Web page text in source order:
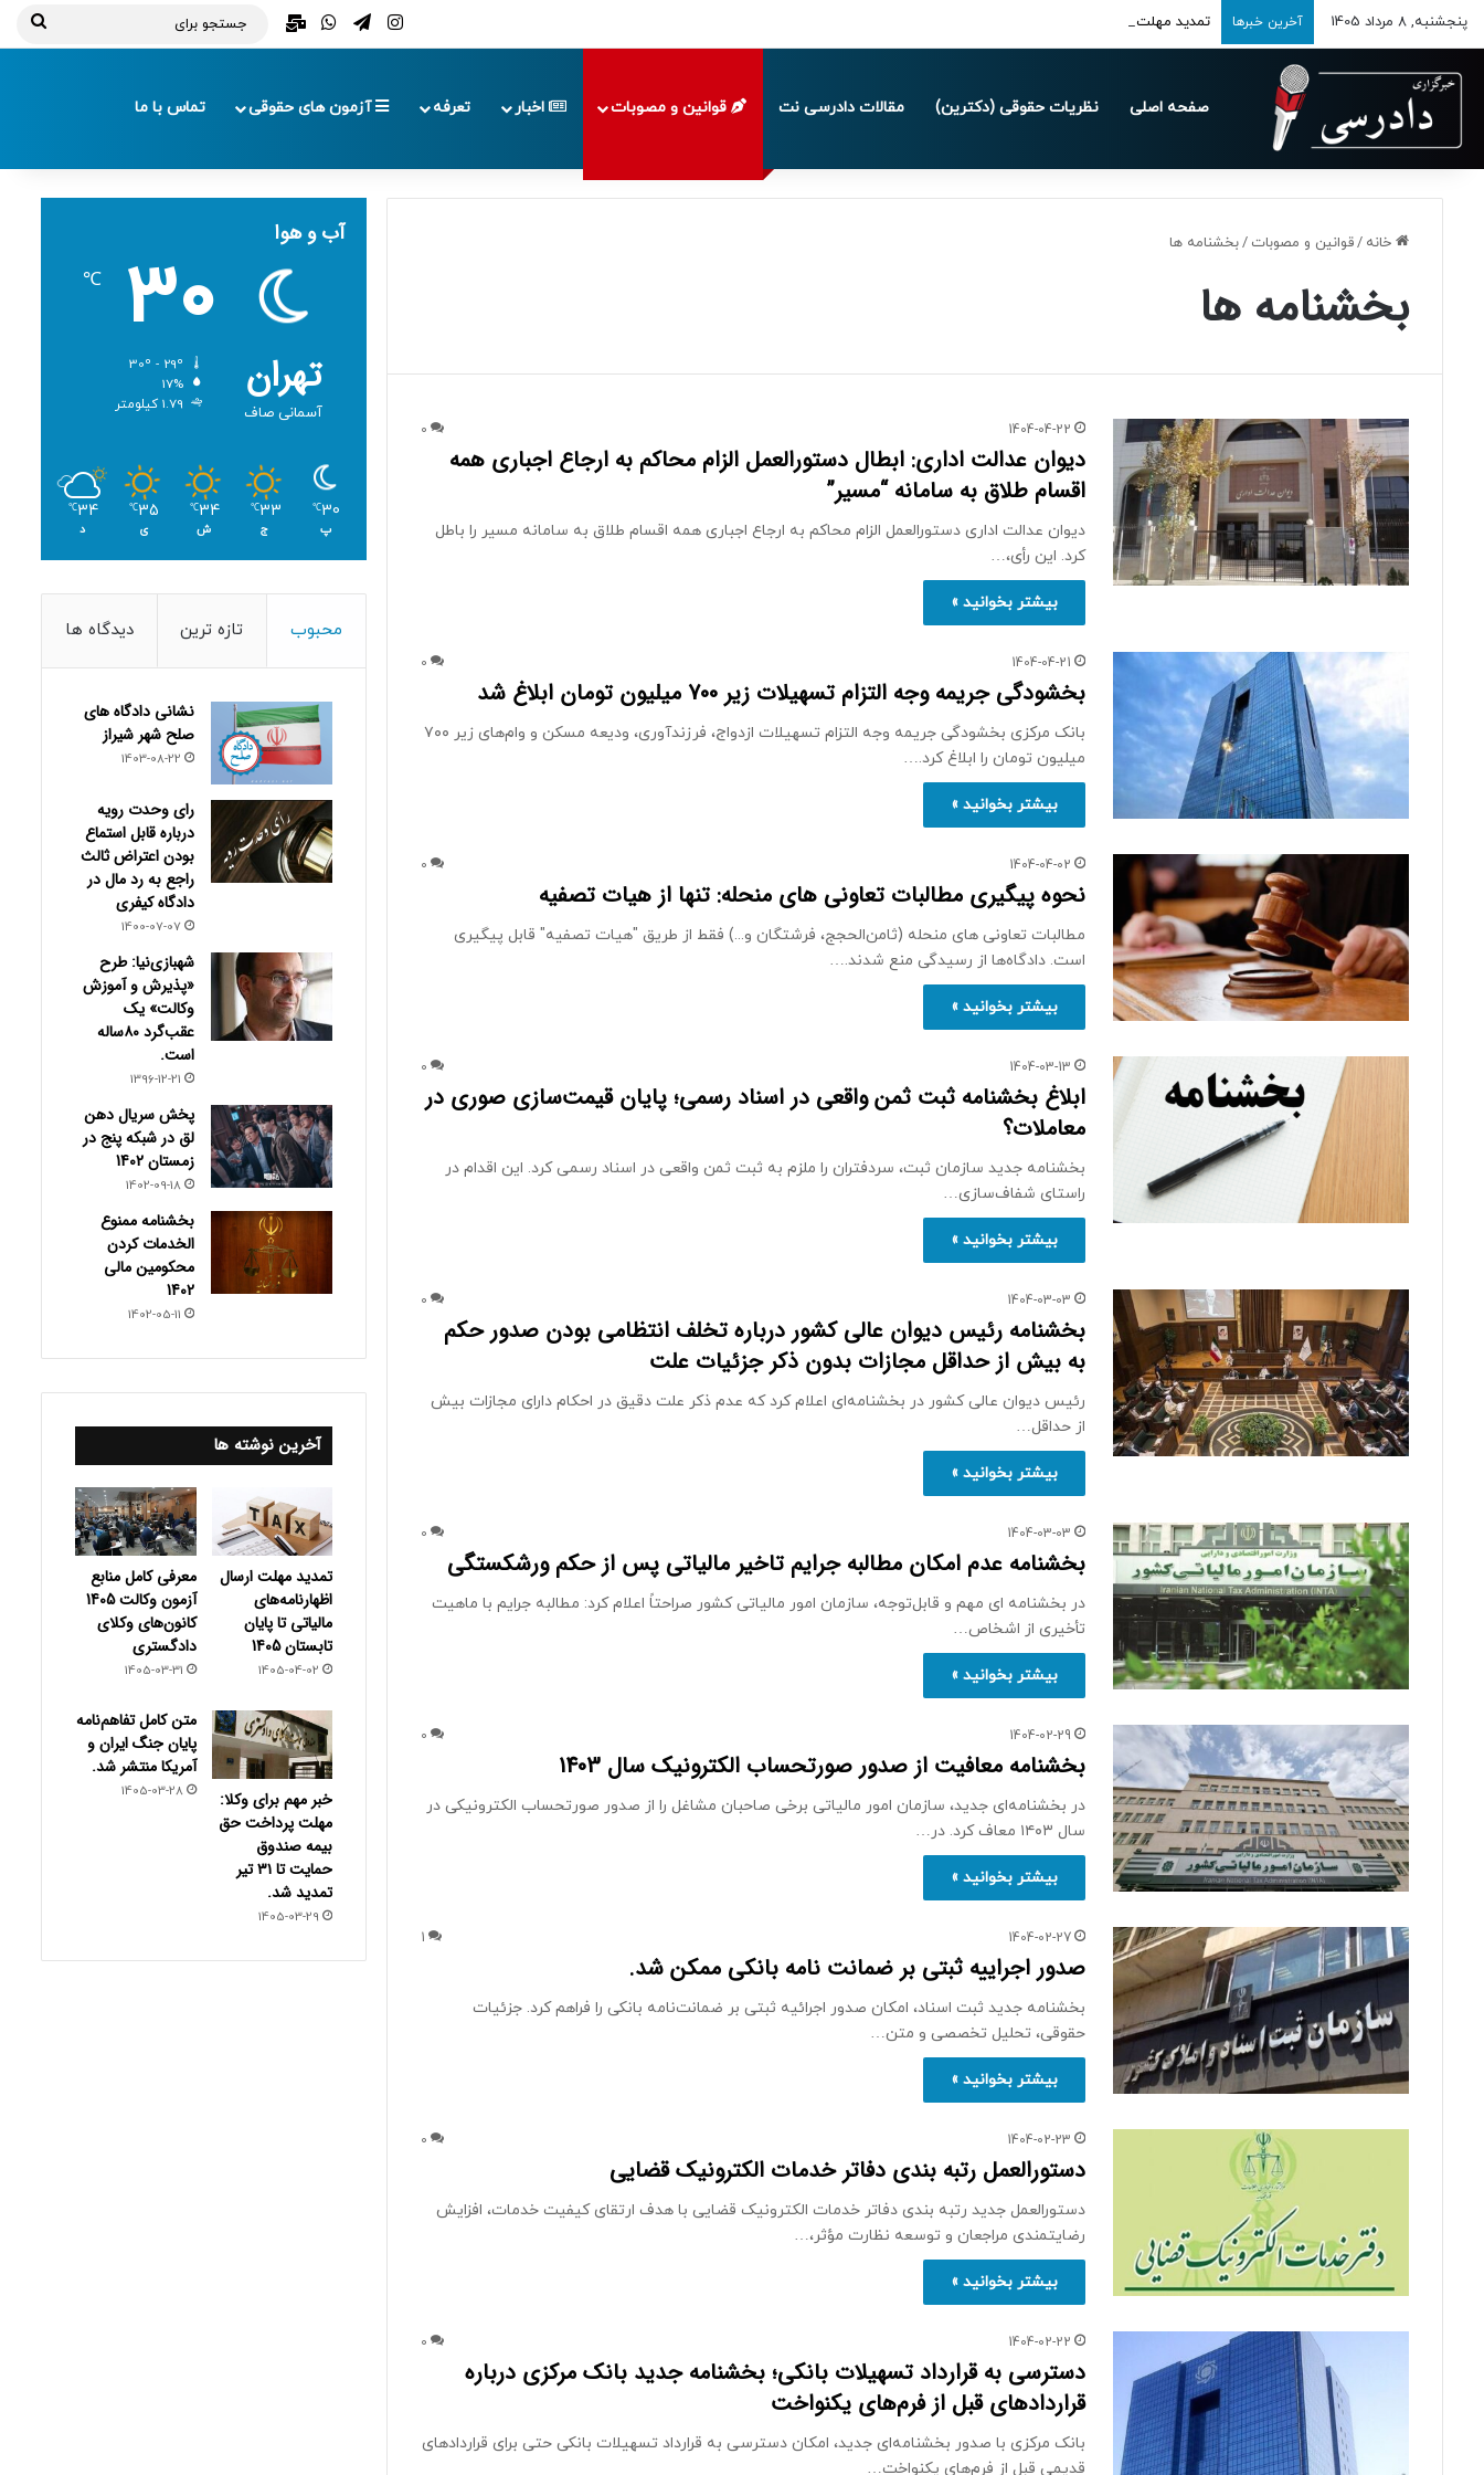
پنجشنبه, 8 مرداد 1405 آخرین خبرها تمدید مهلت ارسال اظهارنامه‌های مالیاتی تا پایان تابستان 1405 اینستاگرام
تلگرامواتس آپ
ایمیل
صفحه اصلی نظریات حقوقی (دکترین) مقالات دادرسی نت قوانین و مصوبات اخبار تعرفه آزمون های حقوقی تماس با ما
خانه /قوانین و مصوبات /بخشنامه ها
بخشنامه ها
1404-04-22
0
دیوان عدالت اداری: ابطال دستورالعمل الزام محاکم به ارجاع اجباری همه
اقسام طلاق به سامانه “مسیر”
دیوان عدالت اداری دستورالعمل الزام محاکم به ارجاع اجباری همه اقسام طلاق به سامانه مسیر را باطل
کرد. این رأی،…
بیشتر بخوانید »
1404-04-21
0
بخشودگی جریمه وجه التزام تسهیلات زیر 700 میلیون تومان ابلاغ شد
بانک مرکزی بخشودگی جریمه وجه التزام تسهیلات ازدواج، فرزندآوری، ودیعه مسکن و وام‌های زیر ۷۰۰
میلیون تومان را ابلاغ کرد.…
بیشتر بخوانید »
1404-04-02
0
نحوه پیگیری مطالبات تعاونی های منحله: تنها از هیات تصفیه
مطالبات تعاونی های منحله (ثامن‌الحجج، فرشتگان و...) فقط از طریق "هیات تصفیه" قابل پیگیری
است. دادگاه‌ها از رسیدگی منع شدند.…
بیشتر بخوانید »
1404-03-13
0
ابلاغ بخشنامه ثبت ثمن واقعی در اسناد رسمی؛ پایان قیمت‌سازی صوری در
معاملات؟
بخشنامه جدید سازمان ثبت، سردفتران را ملزم به ثبت ثمن واقعی در اسناد رسمی کرد. این اقدام در
راستای شفاف‌سازی…
بیشتر بخوانید »
1404-03-03
0
بخشنامه رئیس دیوان عالی کشور درباره تخلف انتظامی بودن صدور حکم
به بیش از حداقل مجازات بدون ذکر جزئیات علت
رئیس دیوان عالی کشور در بخشنامه‌ای اعلام کرد که عدم ذکر علت دقیق در احکام دارای مجازات بیش
از حداقل…
بیشتر بخوانید »
1404-03-03
0
بخشنامه عدم امکان مطالبه جرایم تاخیر مالیاتی پس از حکم ورشکستگی
در بخشنامه ای مهم و قابل‌توجه، سازمان امور مالیاتی کشور صراحتاً اعلام کرد: مطالبه جرایم با ماهیت
تأخیری از اشخاص…
بیشتر بخوانید »
1404-02-29
0
بخشنامه معافیت از صدور صورتحساب الکترونیک سال 1403
در بخشنامه‌ای جدید، سازمان امور مالیاتی برخی صاحبان مشاغل را از صدور صورتحساب الکترونیکی در
سال ۱۴۰۳ معاف کرد. در…
بیشتر بخوانید »
1404-02-27
1
صدور اجراییه ثبتی بر ضمانت نامه بانکی ممکن شد.
بخشنامه جدید ثبت اسناد، امکان صدور اجرائیه ثبتی بر ضمانت‌نامه بانکی را فراهم کرد. جزئیات
حقوقی، تحلیل تخصصی و متن…
بیشتر بخوانید »
1404-02-23
0
دستورالعمل رتبه بندی دفاتر خدمات الکترونیک قضایی
دستورالعمل جدید رتبه بندی دفاتر خدمات الکترونیک قضایی با هدف ارتقای کیفیت خدمات، افزایش
رضایتمندی مراجعان و توسعه نظارت مؤثر،…
بیشتر بخوانید »
1404-02-22
0
دسترسی به قرارداد تسهیلات بانکی؛ بخشنامه جدید بانک مرکزی درباره
قراردادهای قبل از فرم‌های یکنواخت
بانک مرکزی با صدور بخشنامه‌ای جدید، امکان دسترسی به قرارداد تسهیلات بانکی حتی برای قراردادهای
قدیمی قبل از فرم‌های یکنواخت…
آب و هوا
تهران
آسمانی صاف
30
℃
17%
1.79 کیلومتر
30
℃
پ
33
℃
ج
34
℃
ش
35
℃
ی
34
℃
د
محبوب تازه ترین دیدگاه ها
نشانی دادگاه های
صلح شهر شیراز
1403-08-22
رای وحدت رویه
درباره قابل استماع
بودن اعتراض ثالث
راجع به رد مال در
دادگاه کیفری
1400-07-07
شهبازی‌نیا: طرح
«پذیرش و آموزش
وکالت» یک
عقب‌گرد ۸۰ساله
است.
1396-12-21
پخش سریال دهن
لق در شبکه پنج در
زمستان 1402
1402-09-18
بخشنامه ممنوع
الخدمات کردن
محکومین مالی
1402
1402-05-11
آخرین نوشته ها
تمدید مهلت ارسال
اظهارنامه‌های
مالیاتی تا پایان
تابستان 1405
1405-04-02
معرفی کامل منابع
آزمون وکالت 1405
کانون‌های وکلای
دادگستری
1405-03-31
خبر مهم برای وکلا:
مهلت پرداخت حق
بیمه صندوق
حمایت تا ۳۱ تیر
تمدید شد.
1405-03-29
متن کامل تفاهم‌نامه
پایان جنگ ایران و
آمریکا منتشر شد.
1405-03-28